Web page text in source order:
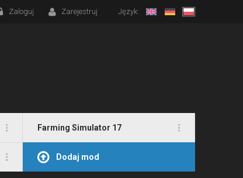
Zaloguj Zarejestruj Język:
Farming Simulator 17
Dodaj mod